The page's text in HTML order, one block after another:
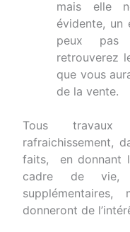
mais elle
évidente, un
peux pas
retrouverez
que vous
de la vente.
Tous travaux
rafraichissement,
faits, en donnant
cadre de vie,
supplémentaires,
donneront de